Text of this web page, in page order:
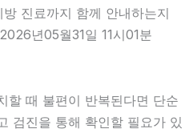
진료까지 함께 안내하는지
년05월31일 11시01분
할 때 불편이 반복된다면 단순
검진을 통해 확인할 필요가 있